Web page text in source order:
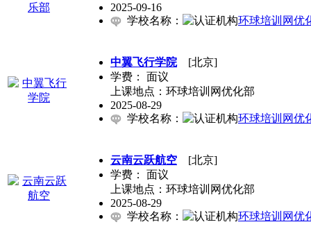
2025-09-16
学校名称：
环球培训网优
中翼飞行学院[北京]
学费： 面议
上课地点：环球培训网优化部
2025-08-29
学校名称：
环球培训网优
云南云跃航空 [北京]
学费： 面议
上课地点：环球培训网优化部
2025-08-29
学校名称：
环球培训网优